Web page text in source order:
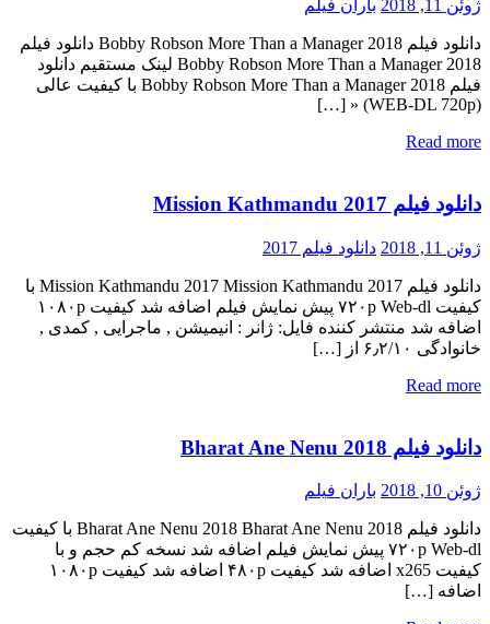
ژوئن 11, 2018 باران فیلم
دانلود فیلم Bobby Robson More Than a Manager 2018 دانلود فیلم
Bobby Robson More Than a Manager 2018 لینک مستقیم دانلود
فیلم Bobby Robson More Than a Manager 2018 با کیفیت عالی
(WEB-DL 720p) « […]
Read more
دانلود فیلم Mission Kathmandu 2017
ژوئن 11, 2018 دانلود فیلم 2017
دانلود فیلم Mission Kathmandu 2017 Mission Kathmandu 2017 با
کیفیت ۷۲۰p Web-dl پیش نمایش فیلم اضافه شد کیفیت ۱۰۸۰p
اضافه شد منتشر کننده فایل: ژانر : انیمیشن , ماجرایی , کمدی ,
خانوادگی ۶٫۲/۱۰ از […]
Read more
دانلود فیلم Bharat Ane Nenu 2018
ژوئن 10, 2018 باران فیلم
دانلود فیلم Bharat Ane Nenu 2018 Bharat Ane Nenu 2018 با کیفیت
۷۲۰p Web-dl پیش نمایش فیلم اضافه شد نسخه کم حجم و با
کیفیت x265 اضافه شد کیفیت ۴۸۰p اضافه شد کیفیت ۱۰۸۰p
اضافه […]